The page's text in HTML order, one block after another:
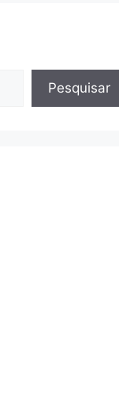
Pesquisar